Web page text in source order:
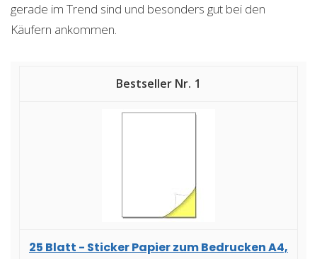
gerade im Trend sind und besonders gut bei den
Käufern ankommen.
1
25 Blatt - Sticker Papier zum Bedrucken A4,